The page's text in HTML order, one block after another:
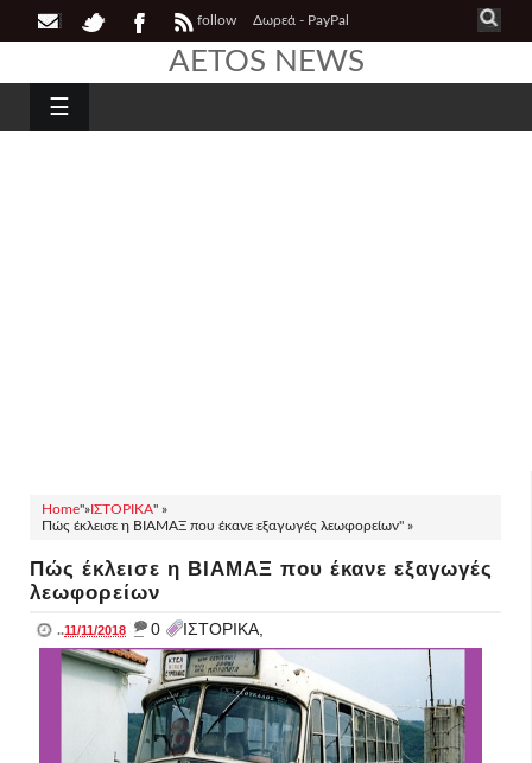
follow Δωρεά - PayPal
AETOS NEWS
☰
Home"»ΙΣΤΟΡΙΚΑ" »
Πώς έκλεισε η ΒΙΑΜΑΞ που έκανε εξαγωγές λεωφορείων" »
Πώς έκλεισε η ΒΙΑΜΑΞ που έκανε εξαγωγές
λεωφορείων
..11/11/2018 _ 0 ΙΣΤΟΡΙΚΑ,